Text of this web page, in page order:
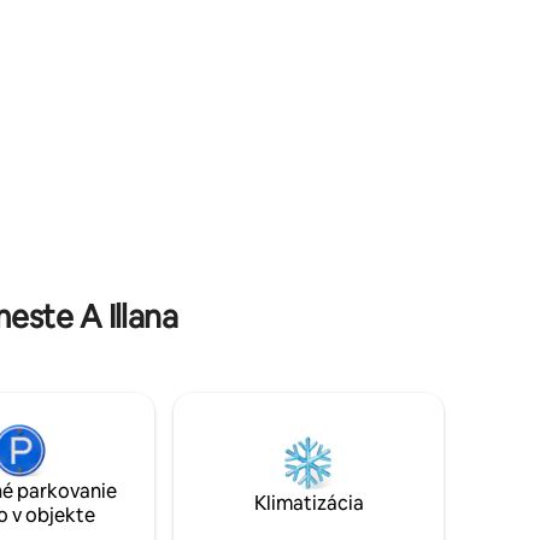
A Illana
parkovanie
v objekte
Klimatizácia